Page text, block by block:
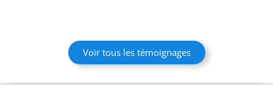
Voir tous les témoignages